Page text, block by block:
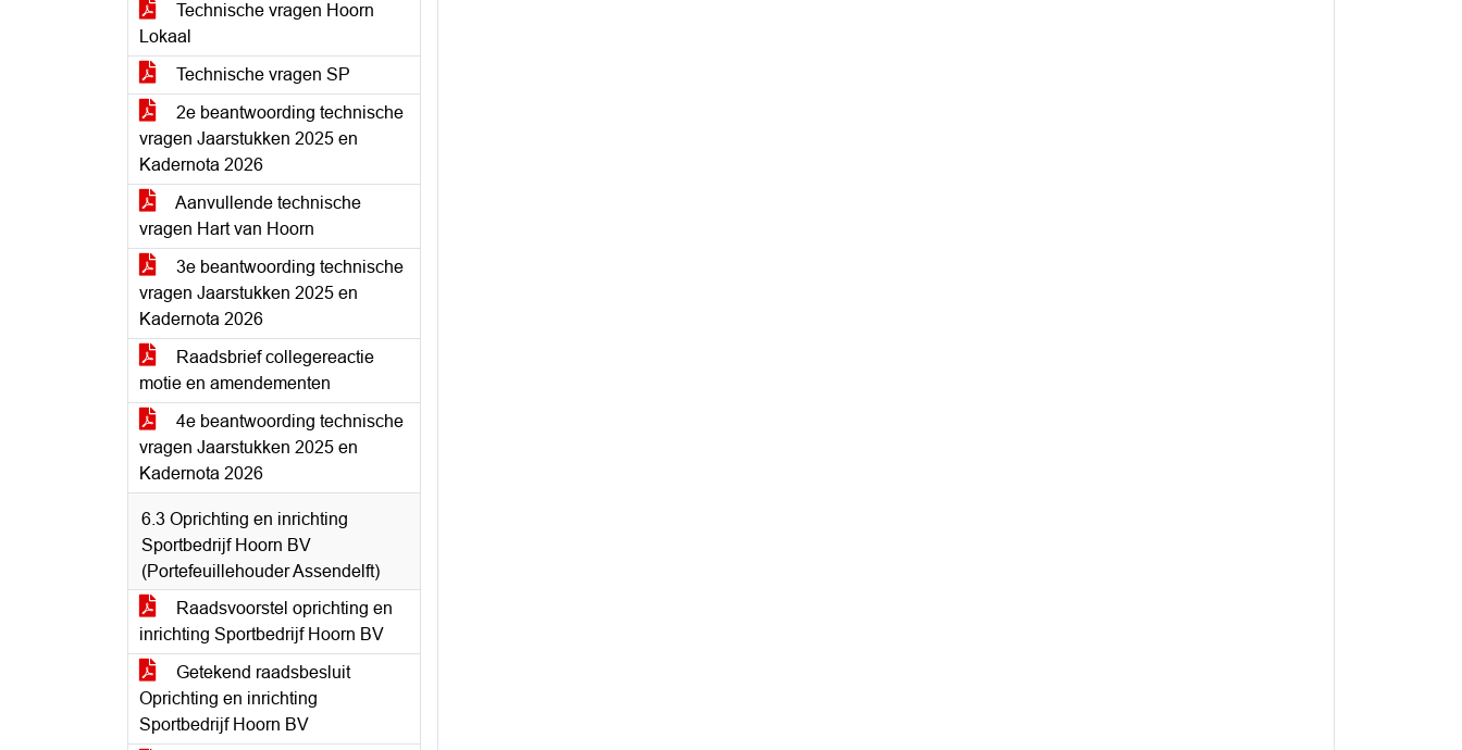
Technische vragen Hoorn
Lokaal
Technische vragen SP
2e beantwoording technische
vragen Jaarstukken 2025 en
Kadernota 2026
Aanvullende technische
vragen Hart van Hoorn
3e beantwoording technische
vragen Jaarstukken 2025 en
Kadernota 2026
Raadsbrief collegereactie
motie en amendementen
4e beantwoording technische
vragen Jaarstukken 2025 en
Kadernota 2026
6.3 Oprichting en inrichting
Sportbedrijf Hoorn BV
(Portefeuillehouder Assendelft)
Raadsvoorstel oprichting en
inrichting Sportbedrijf Hoorn BV
Getekend raadsbesluit
Oprichting en inrichting
Sportbedrijf Hoorn BV